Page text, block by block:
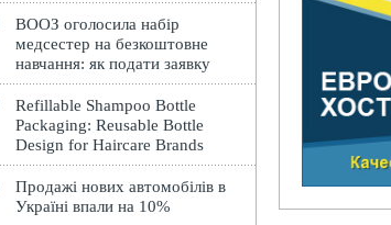
ВООЗ оголосила набір
медсестер на безкоштовне
навчання: як подати заявку
Refillable Shampoo Bottle
Packaging: Reusable Bottle
Design for Haircare Brands
Продажі нових автомобілів в
Україні впали на 10%